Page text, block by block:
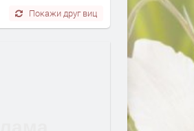
Покажи друг виц